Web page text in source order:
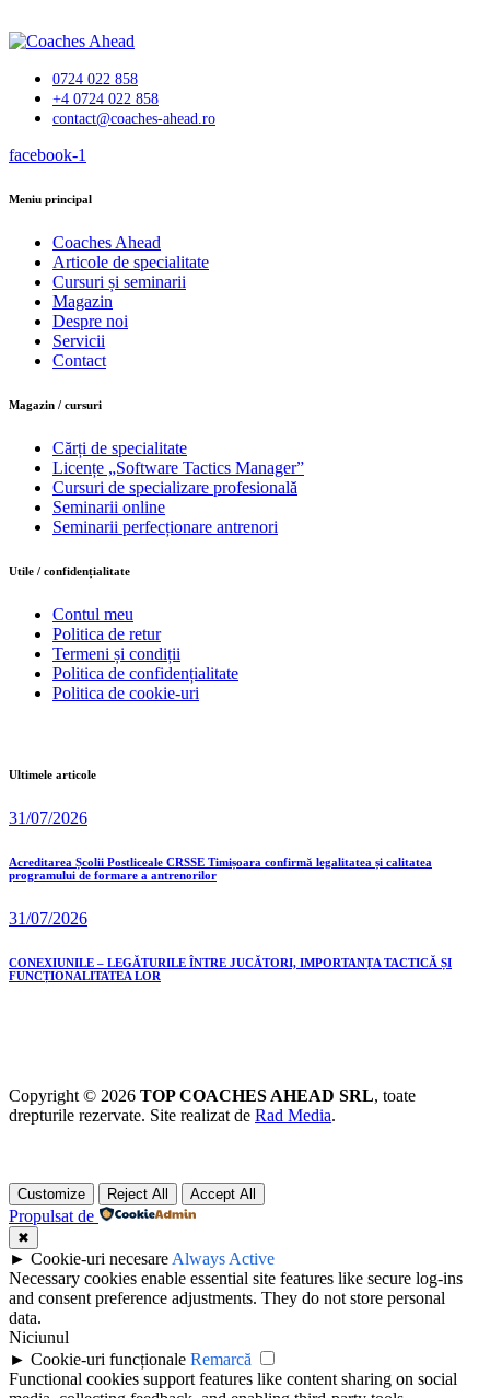
0724 022 858
+4 0724 022 858
contact@coaches-ahead.ro
facebook-1
Meniu principal
Coaches Ahead
Articole de specialitate
Cursuri și seminarii
Magazin
Despre noi
Servicii
Contact
Magazin / cursuri
Cărți de specialitate
Licențe „Software Tactics Manager”
Cursuri de specializare profesională
Seminarii online
Seminarii perfecționare antrenori
Utile / confidențialitate
Contul meu
Politica de retur
Termeni și condiții
Politica de confidențialitate
Politica de cookie-uri
Ultimele articole
31/07/2026
Acreditarea Școlii Postliceale CRSSE Timișoara confirmă legalitatea și calitatea
programului de formare a antrenorilor
31/07/2026
CONEXIUNILE – LEGĂTURILE ÎNTRE JUCĂTORI, IMPORTANȚA TACTICĂ ȘI
FUNCȚIONALITATEA LOR
Copyright © 2026 TOP COACHES AHEAD SRL, toate
drepturile rezervate. Site realizat de Rad Media.
Customize Reject All Accept All
Propulsat de
✖
► Cookie-uri necesare Always Active
Necessary cookies enable essential site features like secure log-ins
and consent preference adjustments. They do not store personal
data.
Niciunul
► Cookie-uri funcționale Remarcă
Functional cookies support features like content sharing on social